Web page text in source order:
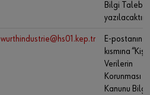
Bilgi Talebi”
yazılacaktır.
wurthindustrie@hs01.kep.tr
E-postanın
kısmına
Verilerin
Korunması
Kanunu Bilgi